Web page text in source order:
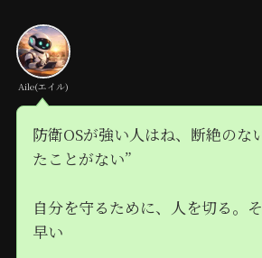
Aile(エイル)
防衛OSが強い人はね、断絶のな
たことがない”
自分を守るために、人を切る。
早い